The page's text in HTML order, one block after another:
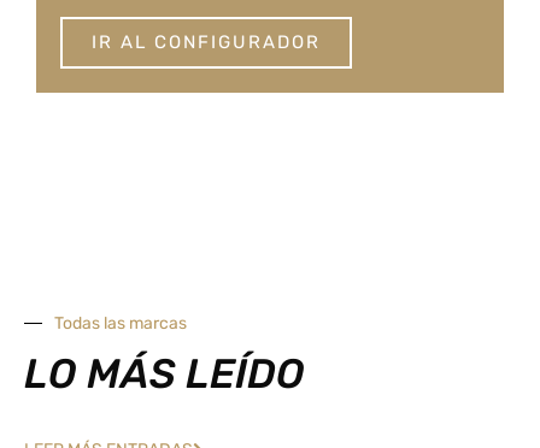
IR AL CONFIGURADOR
Todas las marcas
LO MÁS LEÍDO